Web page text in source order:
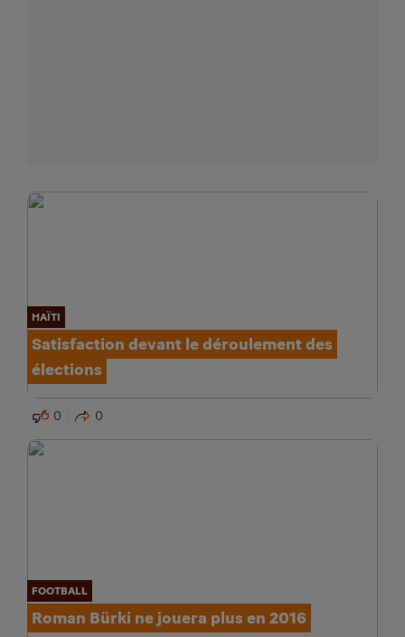
HAÏTI
Satisfaction devant le déroulement des
élections
0 0
FOOTBALL
Roman Bürki ne jouera plus en 2016